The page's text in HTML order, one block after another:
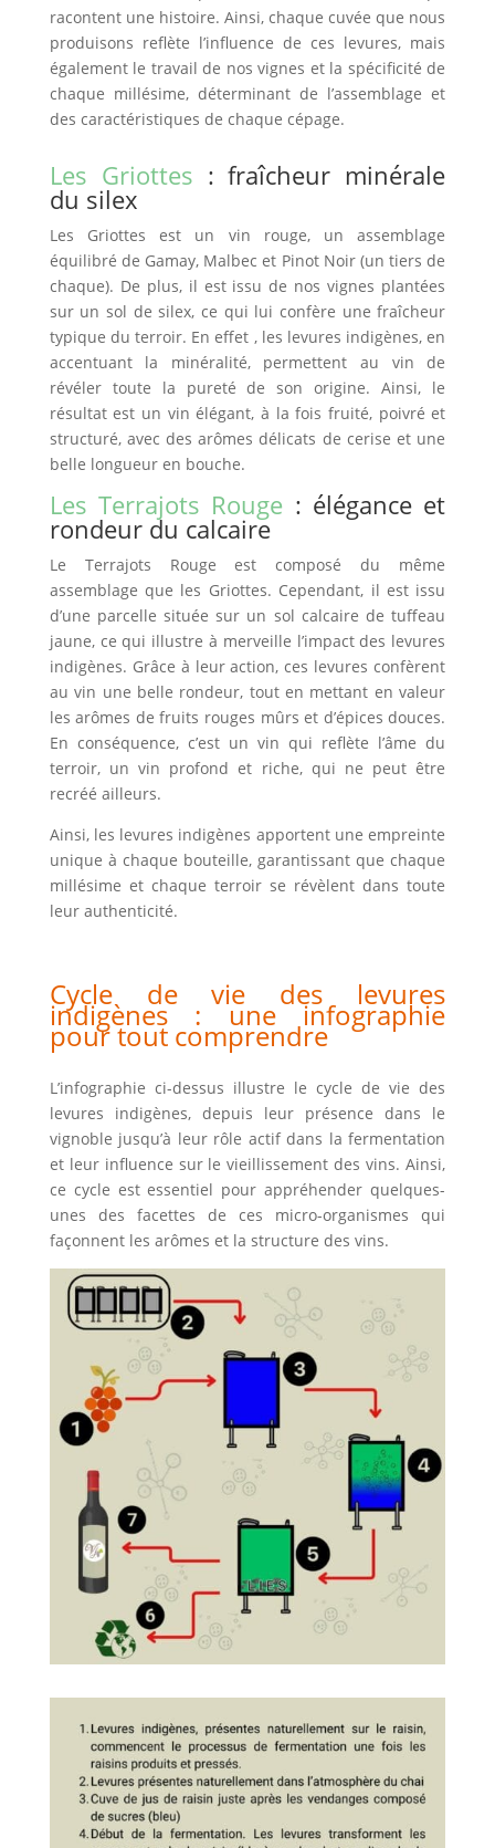
racontent une histoire. Ainsi, chaque cuvée que nous
produisons reflète l’influence de ces levures, mais
égalementle travail de nos vignes et la spécificité de
chaque millésime, déterminant de l’assemblage et
des caractéristiques de chaque cépage.
Les Griottes : fraîcheur minérale
du silex
Les Griottes est un vin rouge, un assemblage
équilibré de Gamay, Malbec et Pinot Noir (un tiers de
chaque). De plus, il est issu de nos vignes plantées
sur un sol de silex, ce qui lui confère une fraîcheur
typique du terroir. En effet , les levures indigènes, en
accentuant la minéralité, permettent au vin de
révéler toute la pureté de son origine.Ainsi, le
résultat est un vin élégant, à la fois fruité, poivré et
structuré, avec des arômes délicats de cerise et une
belle longueur en bouche.
Les Terrajots Rouge : élégance et
rondeur du calcaire
Le Terrajots Rouge est composé du même
assemblage que les Griottes. Cependant, il est issu
d’une parcelle située sur un sol calcaire de tuffeau
jaune, ce qui illustre à merveille l’impact des levures
indigènes. Grâce à leur action, ces levures confèrent
au vin une belle rondeur, tout en mettant en valeur
les arômes de fruits rouges mûrs et d’épices douces.
En conséquence, c’est un vin qui reflète l’âme du
terroir, un vin profond et riche, qui ne peut être
recréé ailleurs.
Ainsi, les levures indigènes apportent une empreinte
unique à chaque bouteille, garantissant que chaque
millésime et chaque terroir se révèlent dans toute
leur authenticité.
Cycle de vie des levures
indigènes : une infographie
pour tout comprendre
L’infographie ci-dessus illustre le cycle de vie des
levures indigènes, depuis leur présence dans le
vignoble jusqu’à leur rôle actif dans la fermentation
et leur influence sur le vieillissement des vins.Ainsi,
ce cycle est essentiel pour appréhender quelques-
unes des facettes de ces micro-organismes qui
façonnent les arômes et la structure des vins.